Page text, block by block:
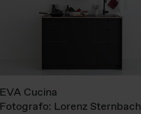
EVA Cucina
Fotografo: Lorenz Sternbach